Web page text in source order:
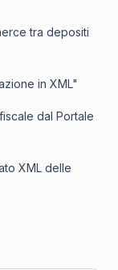
tra depositi
in XML"
dal Portale
XML delle